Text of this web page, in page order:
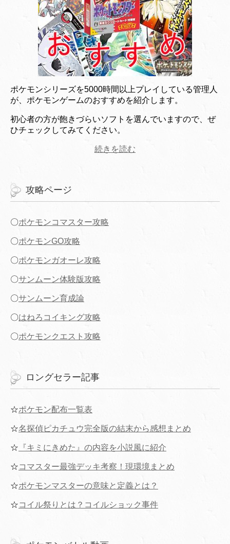
ポケモンシリーズを5000時間以上プレイしている管理人
が、ポケモンゲームのおすすめを紹介します。
初心者の方が飽きづらいソフトを選んでいますので、ぜ
ひチェックしてみてください。
続きを読む
攻略ページ
〇ポケモンコマスター攻略
〇ポケモンGO攻略
〇ポケモンガオーレ攻略
〇サンムーン体験版攻略
〇サンムーン育成論
〇はねろコイキング攻略
〇ポケモンクエスト攻略
ロングセラー記事
☆ポケモン配布一覧表
☆名探偵ピカチュウ完全版の結末から感想まとめ
☆ 『キミにきめた』の内容を小説風に紹介
☆コマスター最強デッキ考察！現環境まとめ
☆ポケモンマスターの意味と定義とは？
☆コイル祭りとは？コイルショック事件